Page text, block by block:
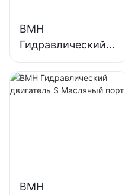
BMH
Гидравлический
двигатель H
Масляный порт
BMH